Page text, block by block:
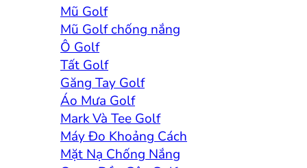
Mũ Golf
Mũ Golf chống nắng
Ô Golf
Tất Golf
Găng Tay Golf
Áo Mưa Golf
Mark Và Tee Golf
Máy Đo Khoảng Cách
Mặt Nạ Chống Nắng